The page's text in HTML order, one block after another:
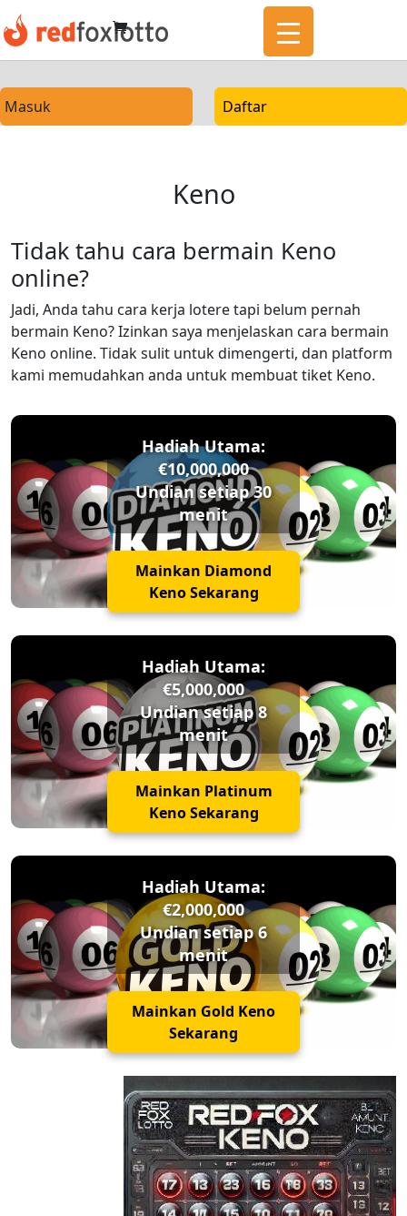
Masuk Daftar
Keno
Tidak tahu cara bermain Keno
online?
Jadi, Anda tahu cara kerja lotere tapi belum pernah
bermain Keno? Izinkan saya menjelaskan cara bermain
Keno online. Tidak sulit untuk dimengerti, dan platform
kami memudahkan anda untuk membuat tiket Keno.
Hadiah Utama:
€10,000,000
Undian setiap 30
menit
Mainkan Diamond
Keno Sekarang
Hadiah Utama:
€5,000,000
Undian setiap 8
menit
Mainkan Platinum
Keno Sekarang
Hadiah Utama:
€2,000,000
Undian setiap 6
menit
Mainkan Gold Keno
Sekarang